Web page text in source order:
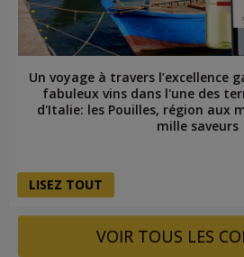
Un voyage à travers l’excellence
fabuleux vins dans l'une des
d'Italie: les Pouilles, région aux
mille saveurs
LISEZ TOUT
VOIR TOUS LES